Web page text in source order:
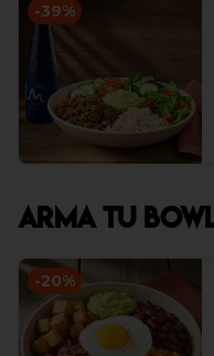
-39%
Arma Tu
-20%